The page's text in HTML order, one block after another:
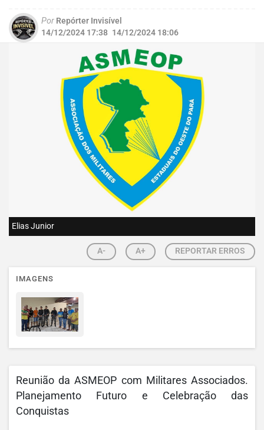
Por Repórter Invisível
14/12/2024 17:38 14/12/2024 18:06
Elias Junior
A- A+ REPORTAR ERROS
IMAGENS
Reunião da ASMEOP com Militares Associados.
Planejamento Futuro e Celebração das
Conquistas